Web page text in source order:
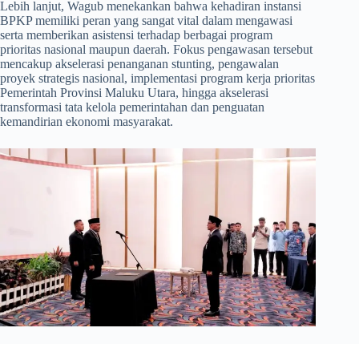
​Lebih lanjut, Wagub menekankan bahwa kehadiran instansi
BPKP memiliki peran yang sangat vital dalam mengawasi
serta memberikan asistensi terhadap berbagai program
prioritas nasional maupun daerah. Fokus pengawasan tersebut
mencakup akselerasi penanganan stunting, pengawalan
proyek strategis nasional, implementasi program kerja prioritas
Pemerintah Provinsi Maluku Utara, hingga akselerasi
transformasi tata kelola pemerintahan dan penguatan
kemandirian ekonomi masyarakat.